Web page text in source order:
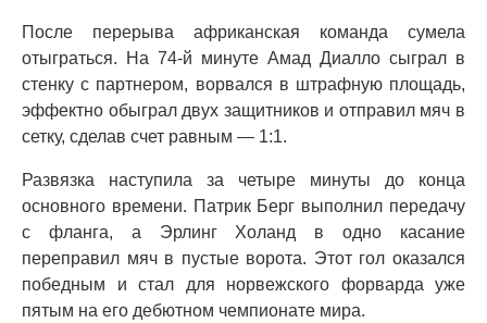
После перерыва африканская команда сумела
отыграться. На 74-й минуте Амад Диалло сыграл в
стенку с партнером, ворвался в штрафную площадь,
эффектно обыграл двух защитников и отправил мяч в
сетку, сделав счет равным — 1:1.
Развязка наступила за четыре минуты до конца
основного времени. Патрик Берг выполнил передачу
с фланга, а Эрлинг Холанд в одно касание
переправил мяч в пустые ворота. Этот гол оказался
победным и стал для норвежского форварда уже
пятым на его дебютном чемпионате мира.